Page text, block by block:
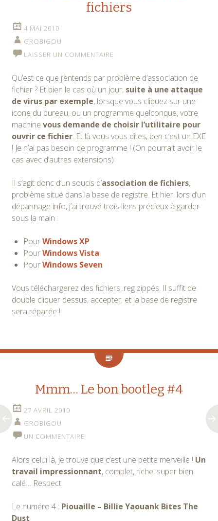
fichiers
4 MAI 2010
GROBIGOU
LAISSER UN COMMENTAIRE
Qu’est ce que j’entends par problème d’association de
fichier ? Et bien le cas où un jour, suite à une attaque
de virus par exemple, lorsque vous cliquez sur une
icone du bureau, ou un programme quelconque, votre
machine vous demande de choisir l’utilitaire pour
ouvrir ce fichier. Et là vous vous dites, ben c’est un EXE
! Je n’ai pas besoin de programme ! (On pourrait avoir le
cas avec d’autres extensions)
Il s’agit donc d’un soucis d’association de fichiers,
problème situé dans la base de registre. Et hier, lors d’un
dépannage info, j’ai trouvé trois liens précieux à garder
sous la main :
PourWindows XP
PourWindows Vista
PourWindows Seven
Vous téléchargerez des fichiers .reg zippés. Il suffit de
double cliquer dessus, accepter, et la base de registre
sera réparée !
Mmm… Le bon bootleg #4
27 AVRIL 2010
GROBIGOU
UN COMMENTAIRE
Alors celui là, je trouve que c’est une petite merveille ! Un
travail impressionnant, complet, riche, super bien
calé… Respect.
Le numéro 4 : Piouaille – Billie Yaouank Bites The
Dust